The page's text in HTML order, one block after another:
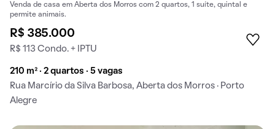
Venda de casa em Aberta dos Morros com 2 quartos, 1 suíte, quintal e
permite animais.
R$ 385.000
R$ 113 Condo. + IPTU
210 m² · 2 quartos · 5 vagas
Rua Marcírio da Silva Barbosa, Aberta dos Morros · Porto
Alegre